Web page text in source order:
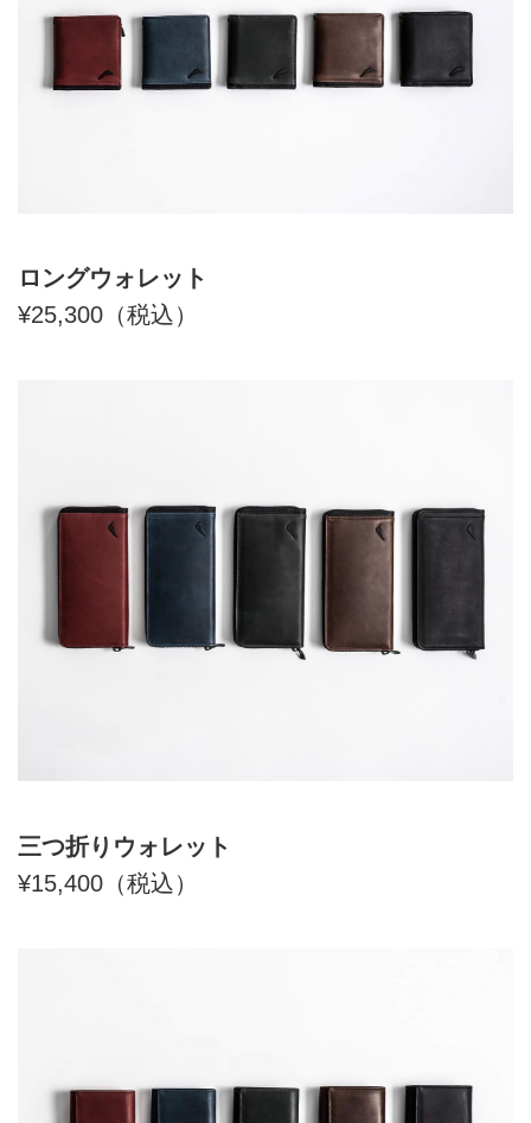
ロングウォレット
¥25,300（税込）
三つ折りウォレット
¥15,400（税込）